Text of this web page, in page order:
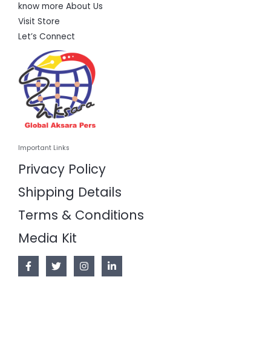
know more About Us
Visit Store
Let’s Connect
Important Links
Privacy Policy
Shipping Details
Terms & Conditions
Media Kit